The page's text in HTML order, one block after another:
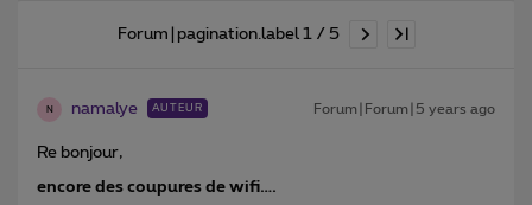
Forum|pagination.label 1 / 5
N namalye AUTEUR Forum|Forum|5 years ago
Re bonjour,
encore des coupures de wifi….